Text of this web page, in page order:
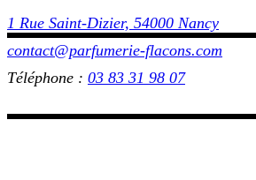
1 Rue Saint-Dizier, 54000 Nancy
contact@parfumerie-flacons.com
Téléphone : 03 83 31 98 07